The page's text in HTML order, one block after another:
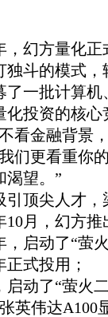
，幻方量化
独斗的模式，
了一批计算
化投资的核心
看金融背景
们更看重你
渴望。”
引顶尖人才，
10月，幻方
，启动了“萤
正式投用；
启动了“萤火
英伟达A100